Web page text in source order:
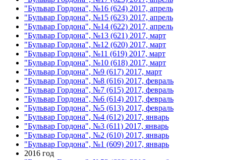
"Бульвар Гордона", №16 (624) 2017, апрель
"Бульвар Гордона", №15 (623) 2017, апрель
"Бульвар Гордона", №14 (622) 2017, апрель
"Бульвар Гордона", №13 (621) 2017, март
"Бульвар Гордона", №12 (620) 2017, март
"Бульвар Гордона", №11 (619) 2017, март
"Бульвар Гордона", №10 (618) 2017, март
"Бульвар Гордона", №9 (617) 2017, март
"Бульвар Гордона", №8 (616) 2017, февраль
"Бульвар Гордона", №7 (615) 2017, февраль
"Бульвар Гордона", №6 (614) 2017, февраль
"Бульвар Гордона", №5 (613) 2017, февраль
"Бульвар Гордона", №4 (612) 2017, январь
"Бульвар Гордона", №3 (611) 2017, январь
"Бульвар Гордона", №2 (610) 2017, январь
"Бульвар Гордона", №1 (609) 2017, январь
2016 год